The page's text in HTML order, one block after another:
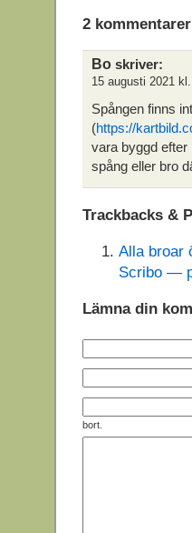
2 kommentarer
Bo skriver:
15 augusti 2021
Spången finns
(https://
vara byggd efter
spång eller bro
Trackbacks &
Alla broar
Scribo —
Lämna din
bort.